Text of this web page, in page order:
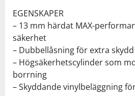
EGENSKAPER
– 13 mm härdat MAX-
säkerhet
– Dubbellåsning för extra
– Högsäkerhetscylinder som
borrning
– Skyddande vinylbeläggning